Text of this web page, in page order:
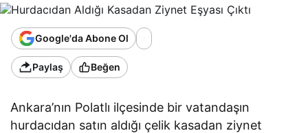
Google'da Abone Ol
Paylaş Beğen
Ankara’nın Polatlı ilçesinde bir vatandaşın
hurdacıdan satın aldığı çelik kasadan ziynet